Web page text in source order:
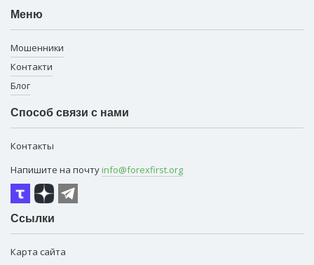
Меню
Мошенники
Контакти
Блог
Способ связи с нами
Контакты
Напишите на почту info@forexfirst.org
Ссылки
Карта сайта